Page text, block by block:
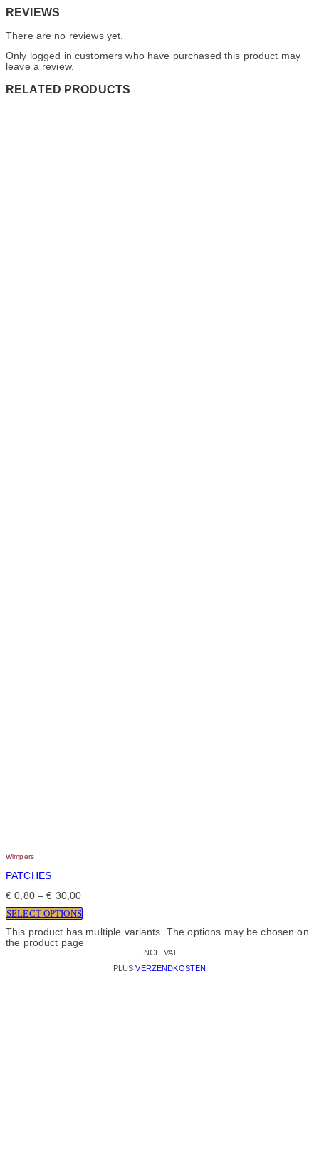
REVIEWS
There are no reviews yet.
Only logged in customers who have purchased this product may
leave a review.
RELATED PRODUCTS
Wimpers
PATCHES
€ 0,80–€ 30,00
SELECT OPTIONS
This product has multiple variants. The options may be chosen on
the product page
INCL. VAT
PLUSVERZENDKOSTEN